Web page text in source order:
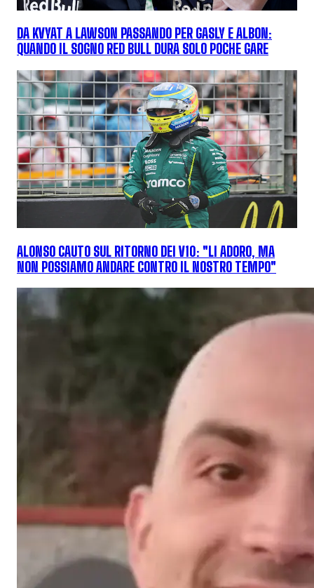
DA KVYAT A LAWSON PASSANDO PER GASLY E ALBON:
QUANDO IL SOGNO RED BULL DURA SOLO POCHE GARE
ALONSO CAUTO SUL RITORNO DEI V10: "LI ADORO, MA
NON POSSIAMO ANDARE CONTRO IL NOSTRO TEMPO"